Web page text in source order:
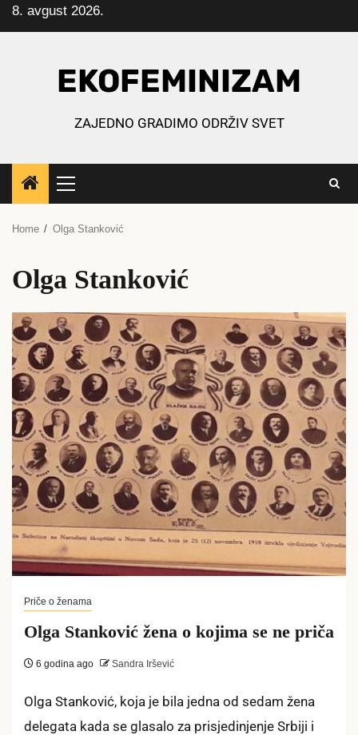
Skip
to
8. avgust 2026.
EKOFEMINIZAM
ZAJEDNO GRADIMO ODRŽIV SVET
Primary
Menu
Home Olga Stanković
Olga Stanković
Priče o ženama
Olga Stanković žena o kojima se ne priča
6 godina ago Sandra Iršević
Olga Stanković, koja je bila jedna od sedam žena
delegata kada se glasalo za prisjedinjenje Srbiji i